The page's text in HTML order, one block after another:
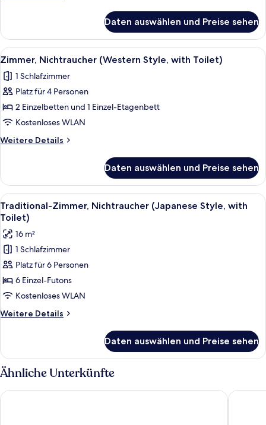
Twin
Room
Daten auswählen und Preise sehen
Alle
Fotos
für
Zimmer,
Nichtraucher
(Western
Style,
with
anzeigen
Ein Zimmer mit zwei Betten, eines
4
Zimmer, Nichtraucher (Western Style, with Toilet)
1 Schlafzimmer
Platz für 4 Personen
2 Einzelbetten und 1 Einzel-Etagenbett
Kostenloses WLAN
Weitere Details
Weitere
Nichtraucher
(Western
Style,
with
Daten auswählen und Preise sehen
Alle
Fotos
für
Traditional-
Zimmer,
Nichtraucher
(Japanese
Style,
with
Toilet)
Ein Holztisch mit passender Bank
2
Traditional-Zimmer, Nichtraucher (Japanese Style, with
Toilet)
16 m²
1 Schlafzimmer
Platz für 6 Personen
6 Einzel-Futons
Kostenloses WLAN
Weitere Details
Weitere
Zimmer,
Nichtraucher
(Japanese
Style,
with
Daten auswählen und Preise sehen
Ähnliche Unterkünfte
Toyoko Inn Joetsumyoko-eki Nishi-guchi Daiju